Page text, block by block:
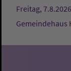
Freitag,
Gemeindehaus